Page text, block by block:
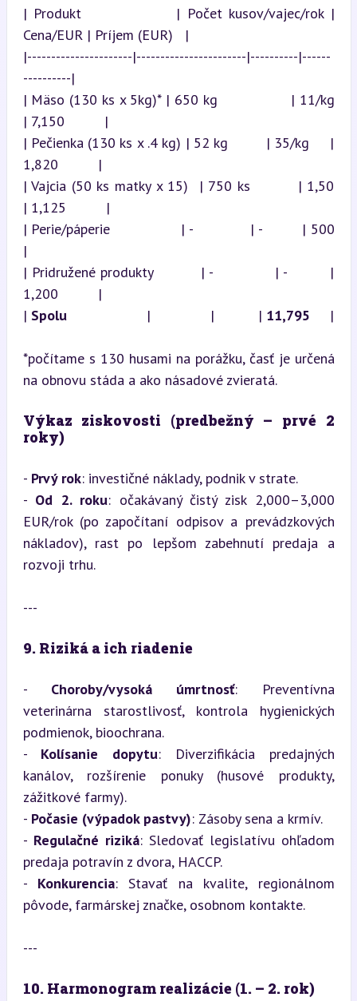
| Produkt              | Počet kusov/vajec/rok |
Cena/EUR | Príjem (EUR)   |
|----------------------|-----------------------|----------|------
----------|
| Mäso (130 ks x 5kg)* | 650 kg                | 11/kg
| 7,150          |
| Pečienka (130 ks x .4 kg) | 52 kg         | 35/kg     |
1,820          |
| Vajcia (50 ks matky x 15)  | 750 ks         | 1,50
| 1,125          |
| Perie/páperie                | -             | -         | 500
|
| Pridružené produkty          | -             | -         |
1,200          |
| Spolu
                    |               |           |
11,795
     |
*počítame s 130 husami na porážku, časť je určená
na obnovu stáda a ako násadové zvieratá.
Výkaz ziskovosti (predbežný – prvé 2
roky)
- Prvý rok: investičné náklady, podnik v strate.
- Od 2. roku: očakávaný čistý zisk 2,000–3,000
EUR/rok (po započítaní odpisov a prevádzkových
nákladov), rast po lepšom zabehnutí predaja a
rozvoji trhu.
---
9. Riziká a ich riadenie
- Choroby/vysoká úmrtnosť: Preventívna
veterinárna starostlivosť, kontrola hygienických
podmienok, bioochrana.
- Kolísanie dopytu: Diverzifikácia predajných
kanálov, rozšírenie ponuky (husové produkty,
zážitkové farmy).
- Počasie (výpadok pastvy): Zásoby sena a krmív.
- Regulačné riziká: Sledovať legislatívu ohľadom
predaja potravín z dvora, HACCP.
- Konkurencia: Stavať na kvalite, regionálnom
pôvode, farmárskej značke, osobnom kontakte.
---
10. Harmonogram realizácie (1. – 2. rok)